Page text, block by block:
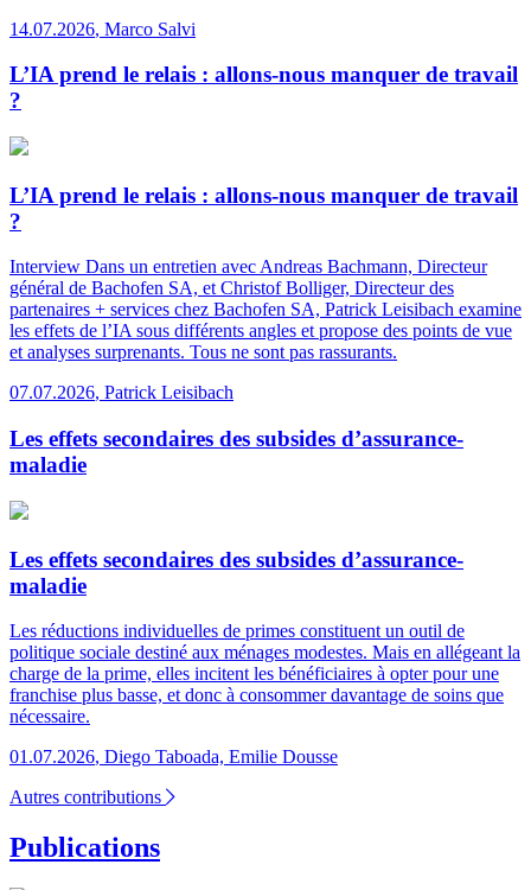
14.07.2026, Marco Salvi
L’IA prend le relais : allons-nous manquer de travail
?
L’IA prend le relais : allons-nous manquer de travail
?
Interview Dans un entretien avec Andreas Bachmann, Directeur
général de Bachofen SA, et Christof Bolliger, Directeur des
partenaires + services chez Bachofen SA, Patrick Leisibach examine
les effets de l’IA sous différents angles et propose des points de vue
et analyses surprenants. Tous ne sont pas rassurants.
07.07.2026, Patrick Leisibach
Les effets secondaires des subsides d’assurance-
maladie
Les effets secondaires des subsides d’assurance-
maladie
Les réductions individuelles de primes constituent un outil de
politique sociale destiné aux ménages modestes. Mais en allégeant la
charge de la prime, elles incitent les bénéficiaires à opter pour une
franchise plus basse, et donc à consommer davantage de soins que
nécessaire.
01.07.2026, Diego Taboada, Emilie Dousse
Autres contributions
Publications